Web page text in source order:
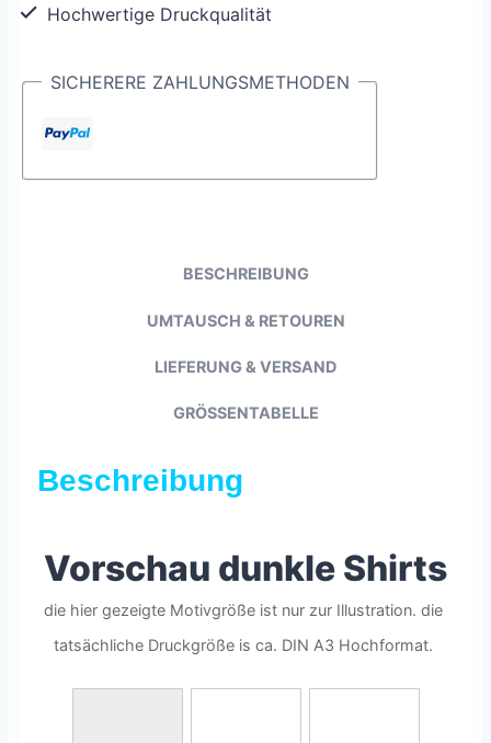
Hochwertige Druckqualität
SICHERERE ZAHLUNGSMETHODEN
BESCHREIBUNG
UMTAUSCH & RETOUREN
LIEFERUNG & VERSAND
GRÖSSENTABELLE
Beschreibung
Vorschau dunkle Shirts